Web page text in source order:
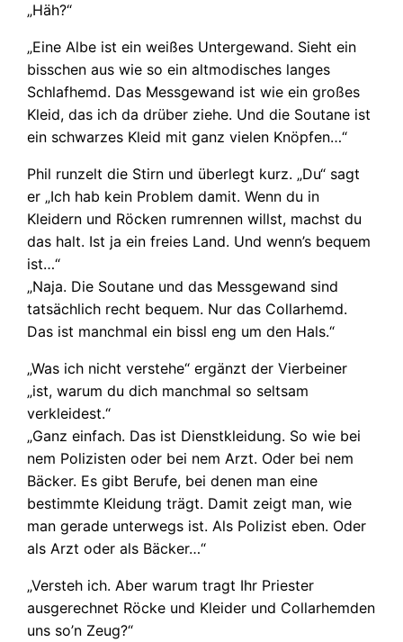
„Häh?“
„Eine Albe ist ein weißes Untergewand. Sieht ein
bisschen aus wie so ein altmodisches langes
Schlafhemd. Das Messgewand ist wie ein großes
Kleid, das ich da drüber ziehe. Und die Soutane ist
ein schwarzes Kleid mit ganz vielen Knöpfen…“
Phil runzelt die Stirn und überlegt kurz. „Du“ sagt
er „Ich hab kein Problem damit. Wenn du in
Kleidern und Röcken rumrennen willst, machst du
das halt. Ist ja ein freies Land. Und wenn’s bequem
ist…“
„Naja. Die Soutane und das Messgewand sind
tatsächlich recht bequem. Nur das Collarhemd.
Das ist manchmal ein bissl eng um den Hals.“
„Was ich nicht verstehe“ ergänzt der Vierbeiner
„ist, warum du dich manchmal so seltsam
verkleidest.“
„Ganz einfach. Das ist Dienstkleidung. So wie bei
nem Polizisten oder bei nem Arzt. Oder bei nem
Bäcker. Es gibt Berufe, bei denen man eine
bestimmte Kleidung trägt. Damit zeigt man, wie
man gerade unterwegs ist. Als Polizist eben. Oder
als Arzt oder als Bäcker…“
„Versteh ich. Aber warum tragt Ihr Priester
ausgerechnet Röcke und Kleider und Collarhemden
uns so’n Zeug?“